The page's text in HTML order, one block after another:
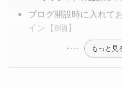
ブログ開設時に入れて
イン【8個】
もっと見